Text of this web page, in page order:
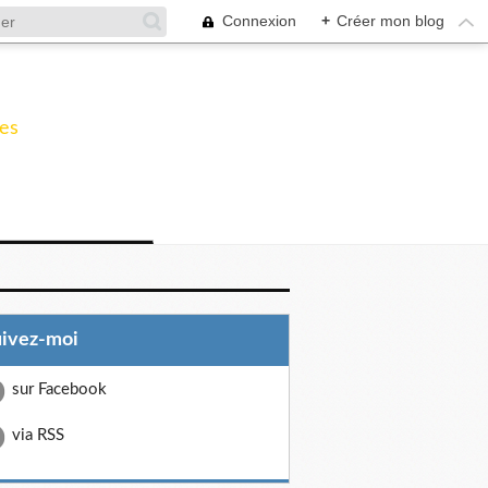
Connexion + Créer mon blog
moi
sur Facebook
via RSS